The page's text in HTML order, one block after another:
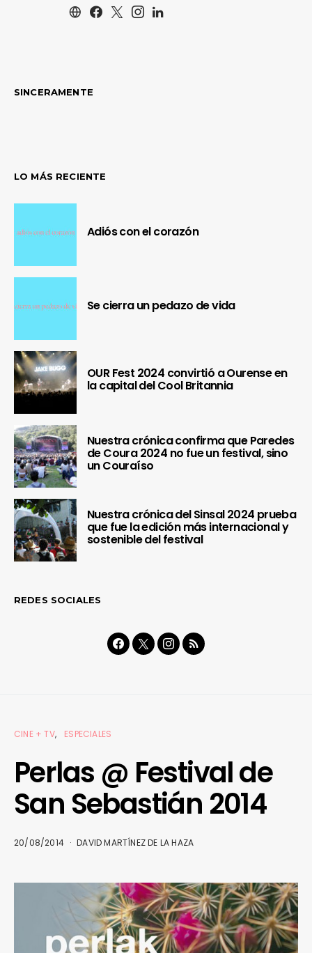
SINCERAMENTE
LO MÁS RECIENTE
Adiós con el corazón
Se cierra un pedazo de vida
OUR Fest 2024 convirtió a Ourense en
la capital del Cool Britannia
Nuestra crónica confirma que Paredes
de Coura 2024 no fue un festival, sino
un Couraíso
Nuestra crónica del Sinsal 2024 prueba
que fue la edición más internacional y
sostenible del festival
REDES SOCIALES
CINE + TV ESPECIALES
Perlas @ Festival de
San Sebastián 2014
20/08/2014 DAVID MARTÍNEZ DE LA HAZA